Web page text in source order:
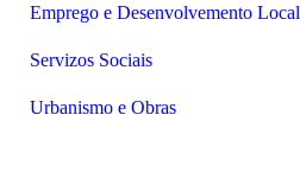
Emprego e Desenvolvemento Local
Servizos Sociais
Urbanismo e Obras